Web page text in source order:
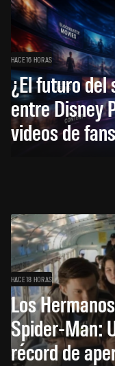
HACE 16 HORAS
¿El futuro del
entre Disney
videos de
HACE 18 HORAS
Los
Spider-Man:
récord de